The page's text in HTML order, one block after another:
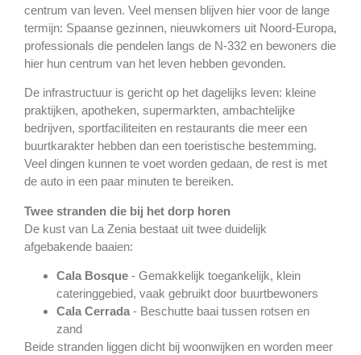
centrum van leven. Veel mensen blijven hier voor de lange
termijn: Spaanse gezinnen, nieuwkomers uit Noord-Europa,
professionals die pendelen langs de N-332 en bewoners die
hier hun centrum van het leven hebben gevonden.
De infrastructuur is gericht op het dagelijks leven: kleine
praktijken, apotheken, supermarkten, ambachtelijke
bedrijven, sportfaciliteiten en restaurants die meer een
buurtkarakter hebben dan een toeristische bestemming.
Veel dingen kunnen te voet worden gedaan, de rest is met
de auto in een paar minuten te bereiken.
Twee stranden die bij het dorp horen
De kust van La Zenia bestaat uit twee duidelijk
afgebakende baaien:
Cala Bosque - Gemakkelijk toegankelijk, klein
cateringgebied, vaak gebruikt door buurtbewoners
Cala Cerrada - Beschutte baai tussen rotsen en
zand
Beide stranden liggen dicht bij woonwijken en worden meer